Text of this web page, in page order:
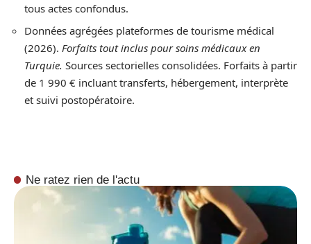
tous actes confondus.
Données agrégées plateformes de tourisme médical
(2026). Forfaits tout inclus pour soins médicaux en
Turquie. Sources sectorielles consolidées. Forfaits à partir
de 1 990 € incluant transferts, hébergement, interprète
et suivi postopératoire.
Ne ratez rien de l'actu